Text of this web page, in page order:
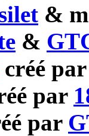
&
&
créé
par
par